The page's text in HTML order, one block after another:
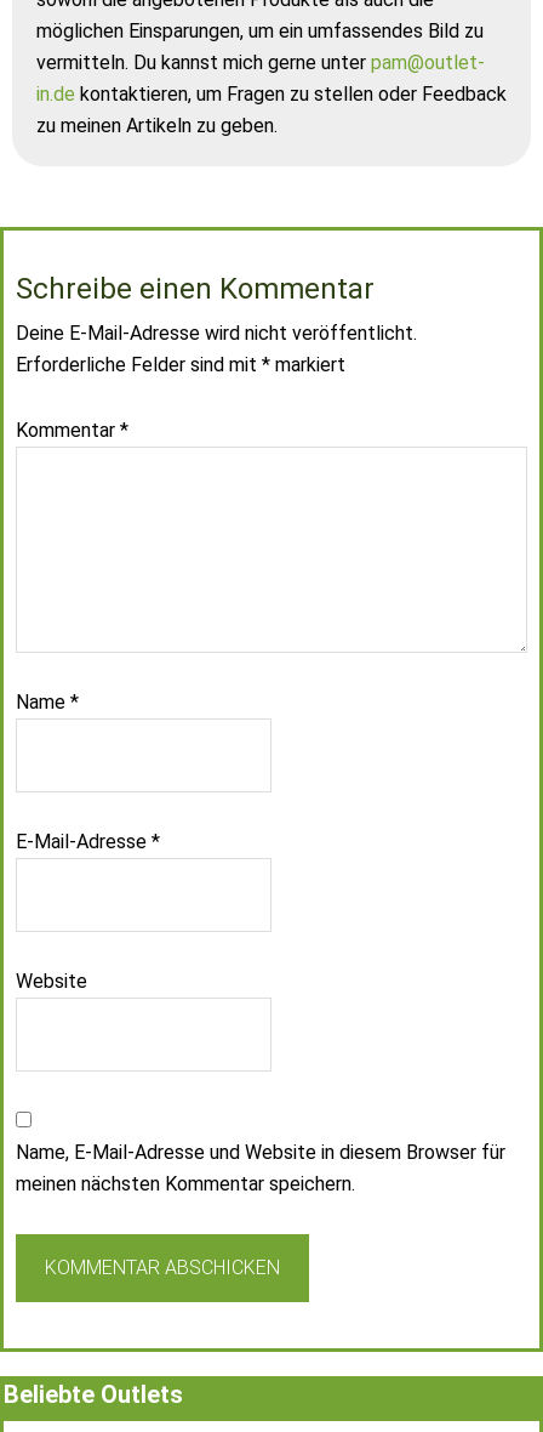
möglichen Einsparungen, um ein umfassendes Bild zu
vermitteln. Du kannst mich gerne unter pam@outlet-
in.de kontaktieren, um Fragen zu stellen oder Feedback
zu meinen Artikeln zu geben.
Schreibe einen Kommentar
Deine E-Mail-Adresse wird nicht veröffentlicht.
Erforderliche Felder sind mit * markiert
Kommentar *
Name *
E-Mail-Adresse *
Website
Name, E-Mail-Adresse und Website in diesem Browser für
meinen nächsten Kommentar speichern.
Beliebte Outlets